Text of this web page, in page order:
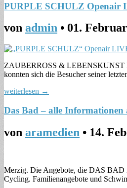
PURPLE SCHULZ Openair
von admin • 01.
ZAUBERROSS & LEBENSKUNST
konnten sich die Besucher seiner
weiterlesen →
Das Bad – alle Informationen
von aramedien • 14.
Merzig. Die Angebote, die DAS BAD
Cycling. Familienangebote und